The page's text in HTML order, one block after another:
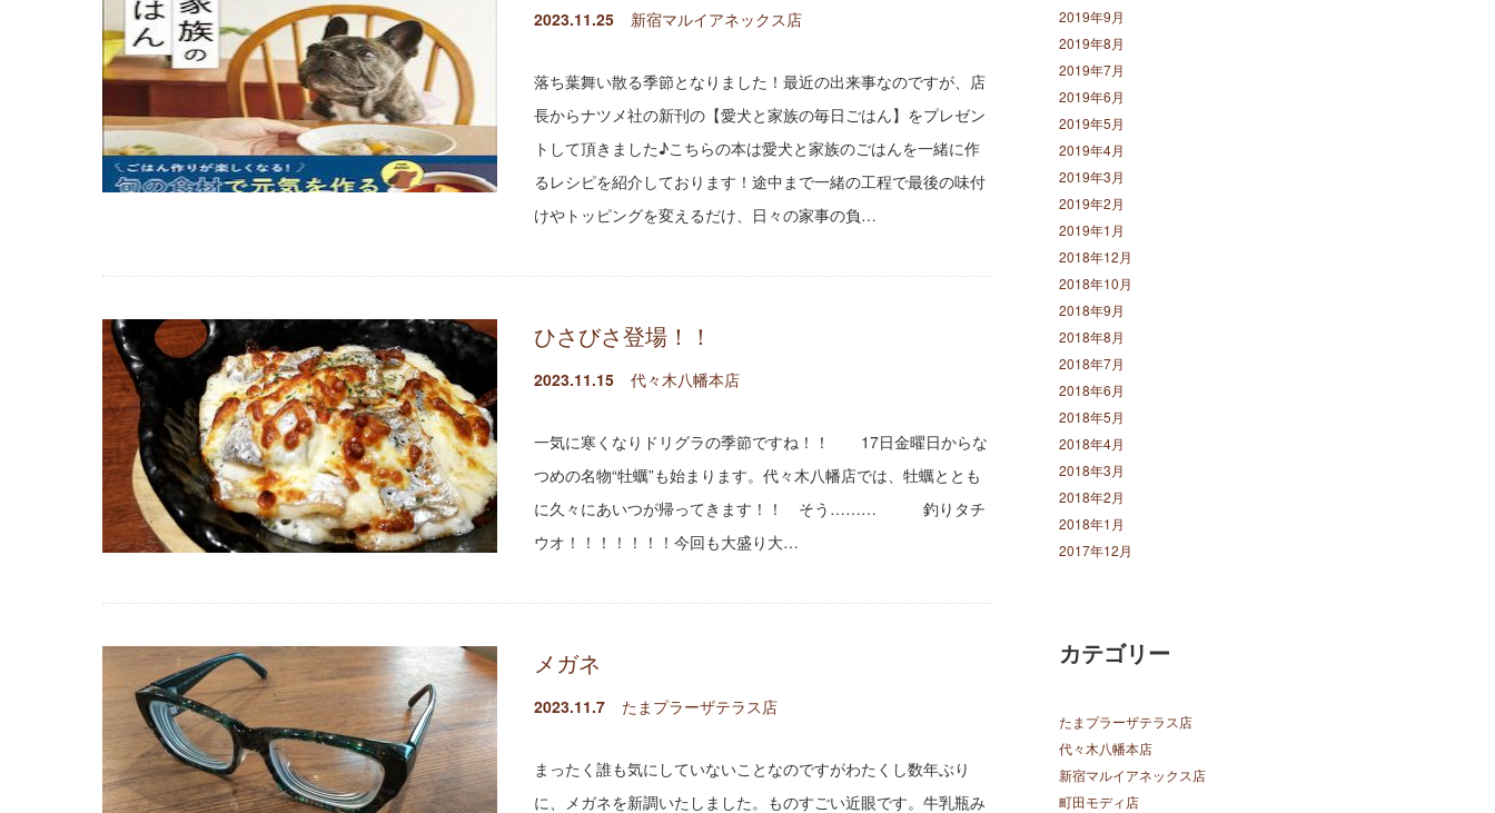
2023.11.25 新宿マルイアネックス店
落ち葉舞い散る季節となりました！最近の出来事なのですが、店
長からナツメ社の新刊の【愛犬と家族の毎日ごはん】をプレゼン
トして頂きました♪こちらの本は愛犬と家族のごはんを一緒に作
るレシピを紹介しております！途中まで一緒の工程で最後の味付
けやトッピングを変えるだけ、日々の家事の負…
ひさびさ登場！！
2023.11.15 代々木八幡本店
一気に寒くなりドリグラの季節ですね！！ 17日金曜日からな
つめの名物“牡蠣”も始まります。代々木八幡店では、牡蠣ととも
に久々にあいつが帰ってきます！！ そう……… 釣りタチ
ウオ！！！！！！！今回も大盛り大…
メガネ
2023.11.7 たまプラーザテラス店
まったく誰も気にしていないことなのですがわたくし数年ぶり
に、メガネを新調いたしました。ものすごい近眼です。牛乳瓶み
2019年9月
2019年8月
2019年7月
2019年6月
2019年5月
2019年4月
2019年3月
2019年2月
2019年1月
2018年12月
2018年10月
2018年9月
2018年8月
2018年7月
2018年6月
2018年5月
2018年4月
2018年3月
2018年2月
2018年1月
2017年12月
カテゴリー
たまプラーザテラス店
代々木八幡本店
新宿マルイアネックス店
町田モディ店